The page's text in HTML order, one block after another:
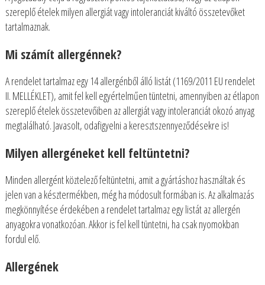
szereplő ételek milyen allergiát vagy intoleranciát kiváltó összetevőket
tartalmaznak.
Mi számít allergénnek?
A rendelet tartalmaz egy 14 allergénből álló listát (1169/2011 EU rendelet
II. MELLÉKLET), amit fel kell egyértelműen tüntetni, amennyiben az étlapon
szereplő ételek összetevőiben az allergiát vagy intoleranciát okozó anyag
megtalálható. Javasolt, odafigyelni a keresztszennyeződésekre is!
Milyen allergéneket kell feltüntetni?
Minden allergént köztelező feltüntetni, amit a gyártáshoz használtak és
jelen van a késztermékben, még ha módosult formában is. Az alkalmazás
megkönnyítése érdekében a rendelet tartalmaz egy listát az allergén
anyagokra vonatkozóan. Akkor is fel kell tüntetni, ha csak nyomokban
fordul elő.
Allergének